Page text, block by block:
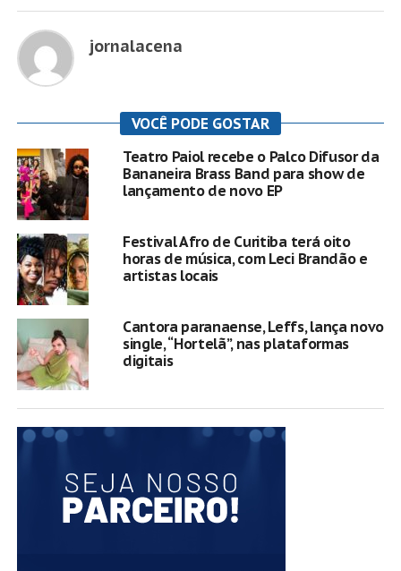
jornalacena
VOCÊ PODE GOSTAR
Teatro Paiol recebe o Palco Difusor da
Bananeira Brass Band para show de
lançamento de novo EP
Festival Afro de Curitiba terá oito
horas de música, com Leci Brandão e
artistas locais
Cantora paranaense, Leffs, lança novo
single, “Hortelã”, nas plataformas
digitais